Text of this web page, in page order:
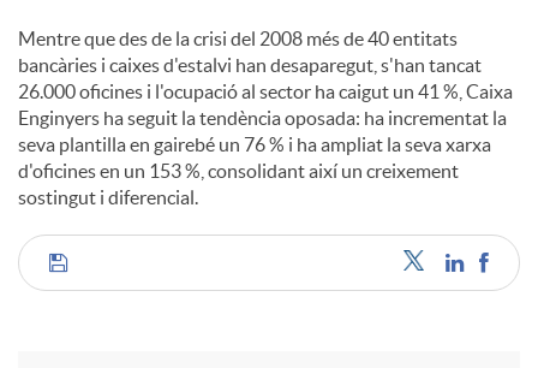
Mentre que des de la crisi del 2008 més de 40 entitats
bancàries i caixes d'estalvi han desaparegut, s'han tancat
26.000 oficines i l'ocupació al sector ha caigut un 41 %, Caixa
Enginyers ha seguit la tendència oposada: ha incrementat la
seva plantilla en gairebé un 76 % i ha ampliat la seva xarxa
d'oficines en un 153 %, consolidant així un creixement
sostingut i diferencial.
C